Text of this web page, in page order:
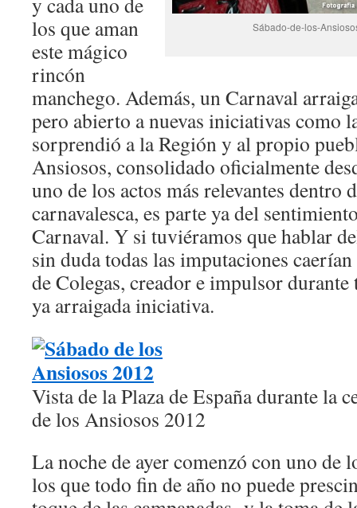
Sábado-de-los-
los que aman
este mágico
rincón
manchego. Además, un Carnaval
pero abierto a nuevas iniciativas como
sorprendió a la Región y al propio
Ansiosos, consolidado oficialmente
uno de los actos más relevantes dentro
carnavalesca, es parte ya del
Carnaval. Y si tuviéramos que hablar
sin duda todas las imputaciones
de Colegas, creador e impulsor durante
ya arraigada iniciativa.
Vista de la Plaza de España durante la
de los Ansiosos 2012
La noche de ayer comenzó con uno de
los que todo fin de año no puede